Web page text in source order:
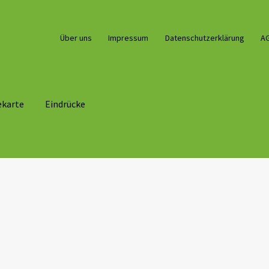
Über uns Impressum Datenschutzerklärung
Eindrücke